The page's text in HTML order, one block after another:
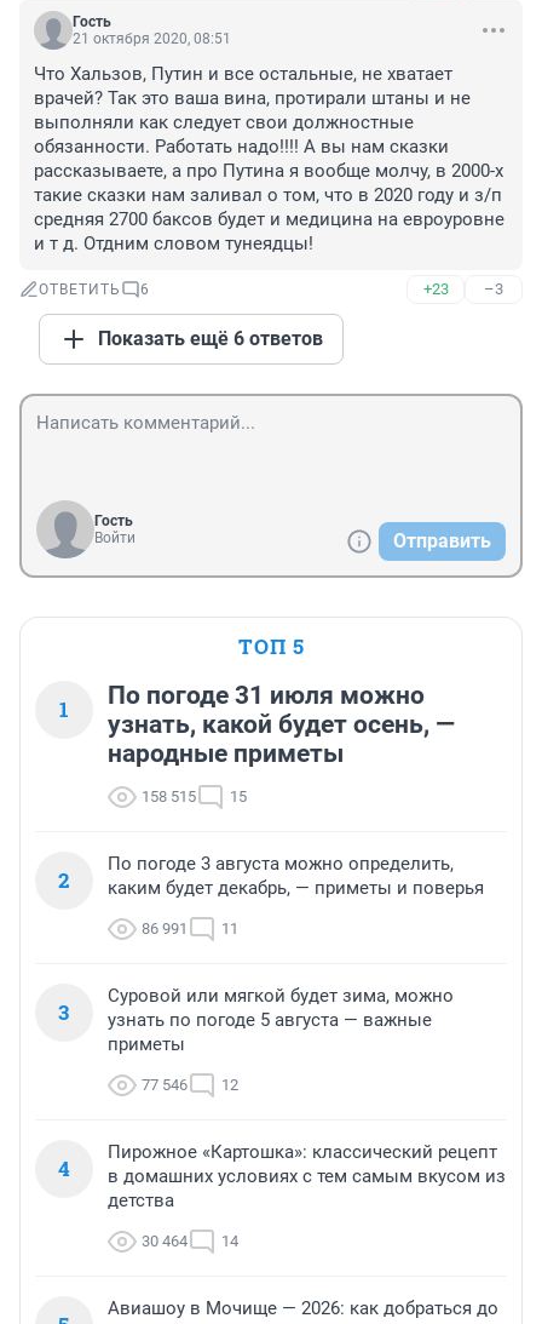
Гость
21 октября 2020, 08:51
Что Хальзов, Путин и все остальные, не хватает
врачей? Так это ваша вина, протирали штаны и не
выполняли как следует свои должностные
обязанности. Работать надо!!!! А вы нам сказки
рассказываете, а про Путина я вообще молчу, в 2000-х
такие сказки нам заливал о том, что в 2020 году и з/п
средняя 2700 баксов будет и медицина на евроуровне
и т д. Отдним словом тунеядцы!
ОТВЕТИТЬ 6 +23 –3
Показать ещё 6 ответов
Гость
Войти
Отправить
ТОП 5
1
По погоде 31 июля можно
узнать, какой будет осень, —
народные приметы
158 515 15
2
По погоде 3 августа можно определить,
каким будет декабрь, — приметы и поверья
86 991 11
3
Суровой или мягкой будет зима, можно
узнать по погоде 5 августа — важные
приметы
77 546 12
4
Пирожное «Картошка»: классический рецепт
в домашних условиях с тем самым вкусом из
детства
30 464 14
Авиашоу в Мочище — 2026: как добраться до